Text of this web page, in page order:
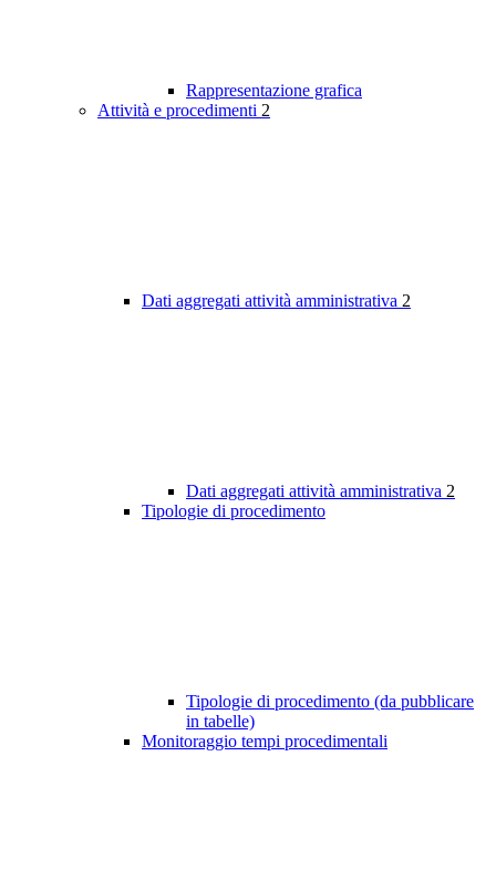
Rappresentazione grafica
Attività e procedimenti 2
Dati aggregati attività amministrativa 2
Dati aggregati attività amministrativa 2
Tipologie di procedimento
Tipologie di procedimento (da pubblicare
in tabelle)
Monitoraggio tempi procedimentali